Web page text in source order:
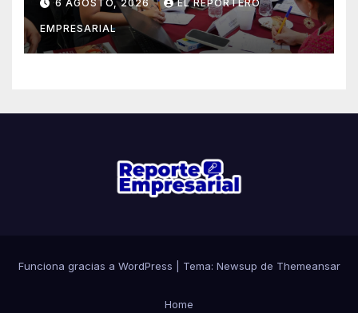
6 AGOSTO, 2026 EL REPORTERO
EMPRESARIAL
Funciona gracias a WordPress Tema: Newsup de Themeansar
Home